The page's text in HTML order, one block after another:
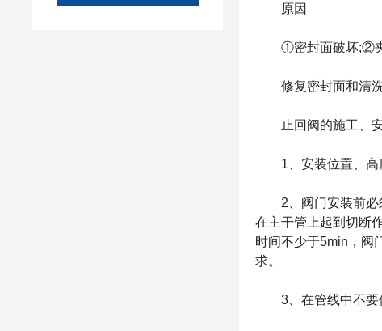
原因
①密封面破坏;②夹
修复密封面和清洗
止回阀的施工、安
1、安装位置、高度
2、阀门安装前必须
在主干管上起到切断
时间不少于5min，阀
求。
3、在管线中不要使